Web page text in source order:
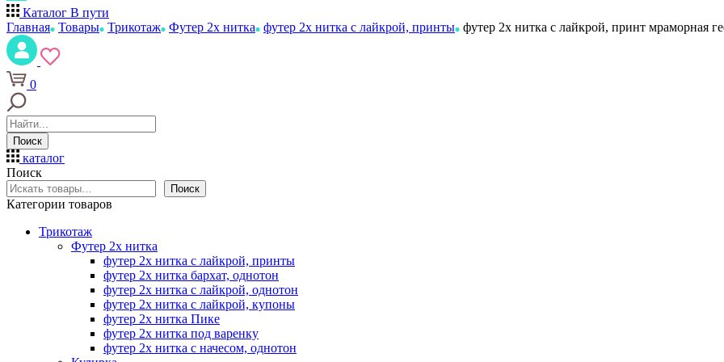
Каталог В пути
Главная Товары Трикотаж Футер 2х нитка футер 2х нитка с лайкрой, принты футер 2х нитка с лайкрой, принт мраморная
0
Поиск
каталог
Поиск
Поиск
Категории товаров
Трикотаж
Футер 2х нитка
футер 2х нитка с лайкрой, принты
футер 2х нитка бархат, однотон
футер 2х нитка с лайкрой, однотон
футер 2х нитка с лайкрой, купоны
футер 2х нитка Пике
футер 2х нитка под варенку
футер 2х нитка с начесом, однотон